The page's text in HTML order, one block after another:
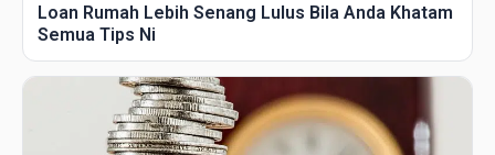
Loan Rumah Lebih Senang Lulus Bila Anda Khatam
Semua Tips Ni